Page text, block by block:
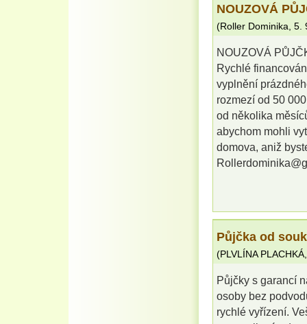
NOUZOVÁ
(Roller Dominika, 5.
NOUZOVÁ
Rychlé
vyplnění
rozmezí od 50
od několika
abychom mohli
domova, aniž
Půjčka od
(PLVLÍNA PLACHKÁ
Půjčky s garancí
osoby bez
rychlé vyřízení.